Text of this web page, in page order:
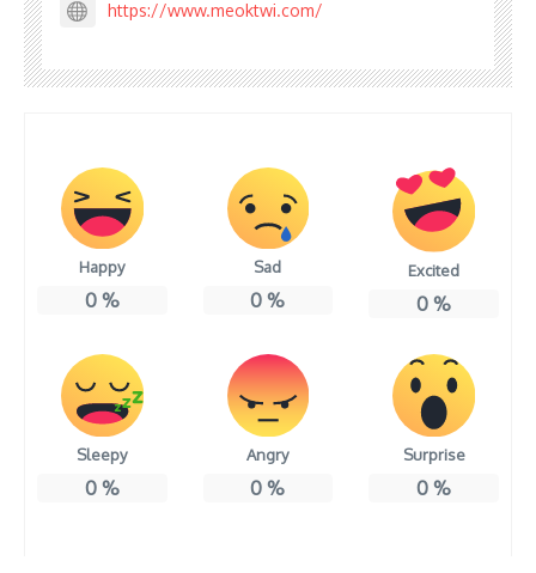
https://www.meoktwi.com/
Happy
0%
Sad
0 %
Excited
0 %
Sleepy
0%
Angry
0 %
Surprise
0 %